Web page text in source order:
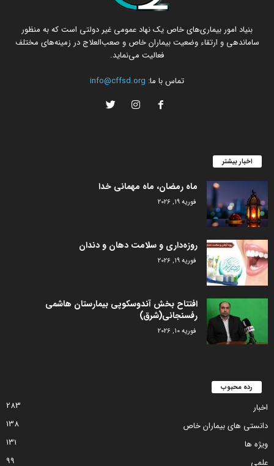
بنیاد امور بیماری‌های خاص یک نهاد عمومی غیر دولتی است که به منظور
ساماندهی و ارتقاء وضعیت بیماران خاص و صعب‌العلاج در زمینه‌های مختلف
فعالیت می‌نماید.
تماس با ما: info@cffsd.org
اخبار بیشتر
ماه رمضان، ماه مهمانی خدا
فوریه 19, 2026
روزه‌داری و سلامت دهان و دندان
فوریه 19, 2026
افتتاح بخش آندوسکوپی بیمارستان هاشمی
رفسنجانی(شرق)
فوریه 10, 2026
رده محبوب
اخبار
283
دانستی های بیماران خاص
138
ویژه ها
131
علمی
99